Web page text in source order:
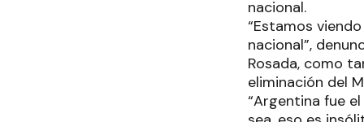
nacional.
“Estamos
nacional”,
Rosada, como
eliminación del
“Argentina fue